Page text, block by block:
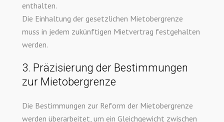
enthalten.
Die Einhaltung der gesetzlichen Mietobergrenze
muss in jedem zukünftigen Mietvertrag festgehalten
werden.
3. Präzisierung der Bestimmungen
zur Mietobergrenze
Die Bestimmungen zur Reform der Mietobergrenze
werden überarbeitet, um ein Gleichgewicht zwischen